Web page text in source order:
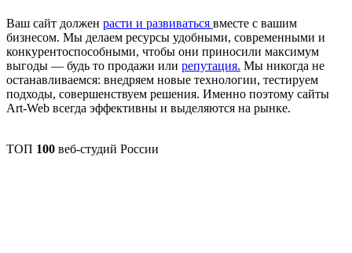
Ваш сайт должен расти и развиваться вместе с вашим
бизнесом. Мы делаем ресурсы удобными, современными и
конкурентоспособными, чтобы они приносили максимум
выгоды — будь то продажи или репутация. Мы никогда не
останавливаемся: внедряем новые технологии, тестируем
подходы, совершенствуем решения. Именно поэтому сайты
Art-Web всегда эффективны и выделяются на рынке.
ТОП 100 веб-студий России